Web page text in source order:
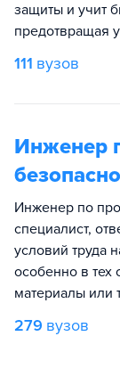
защиты и учит
предотвращая
111 вузов
Инженер
Инженер по
специалист,
условий труда
особенно в тех
материалы или
279 вузов